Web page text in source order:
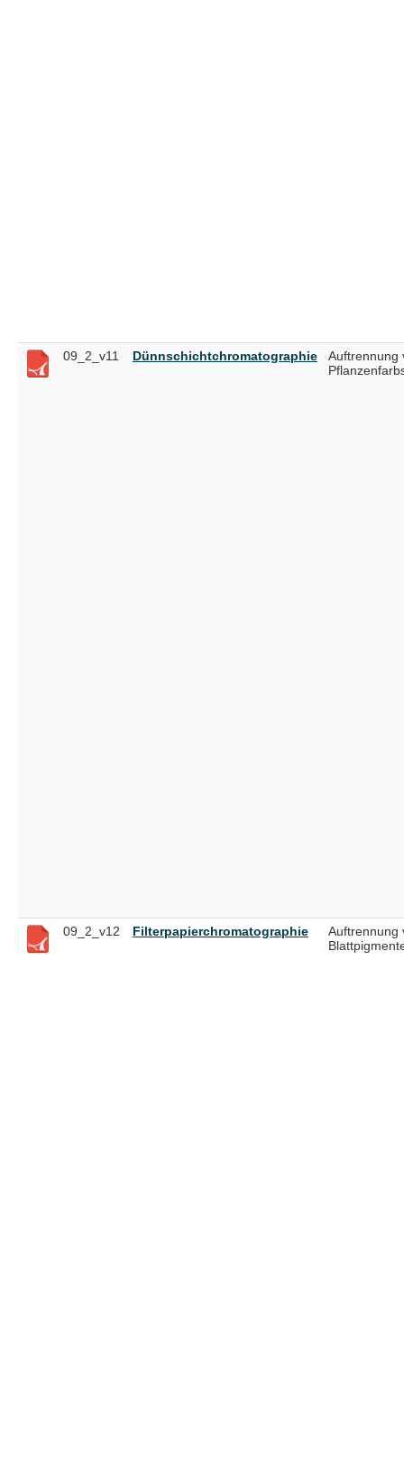
09_2_v11 Dünnschichtchromatographie
Auftrennung
09_2_v12 Filterpapierchromatographie
Auftrennung